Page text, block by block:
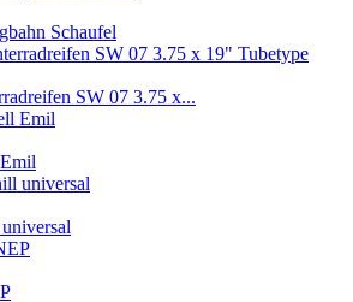
Schaufel
SW 07 3.75 x...